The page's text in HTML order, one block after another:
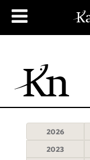
2026
2023